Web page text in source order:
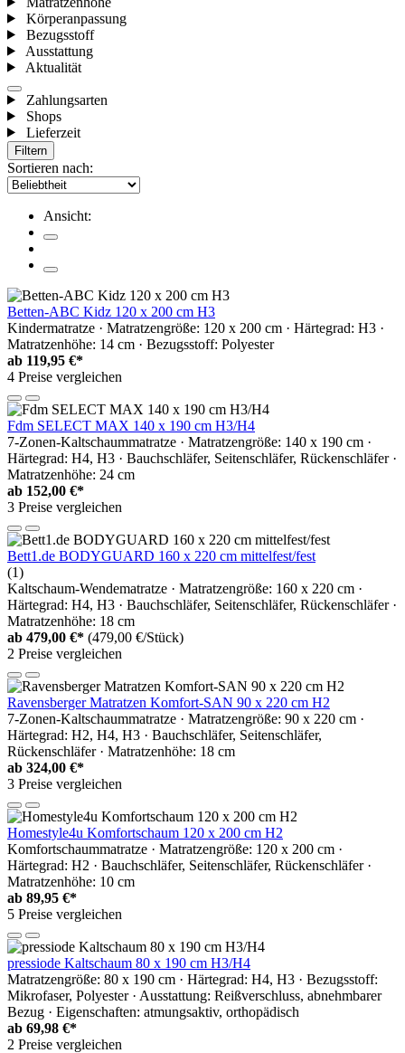
Körperanpassung
Bezugsstoff
Ausstattung
Aktualität
Zahlungsarten
Shops
Lieferzeit
Filtern
Sortieren nach:
Ansicht:
Betten-ABC Kidz 120 x 200 cm H3
Kindermatratze · Matratzengröße: 120 x 200 cm · Härtegrad: H3 ·
Matratzenhöhe: 14 cm · Bezugsstoff: Polyester
ab 119,95 €*
4 Preise vergleichen
Fdm SELECT MAX 140 x 190 cm H3/H4
7-Zonen-Kaltschaummatratze · Matratzengröße: 140 x 190 cm ·
Härtegrad: H4, H3 · Bauchschläfer, Seitenschläfer, Rückenschläfer ·
Matratzenhöhe: 24 cm
ab 152,00 €*
3 Preise vergleichen
Bett1.de BODYGUARD 160 x 220 cm mittelfest/fest
(1)
Kaltschaum-Wendematratze · Matratzengröße: 160 x 220 cm ·
Härtegrad: H4, H3 · Bauchschläfer, Seitenschläfer, Rückenschläfer ·
Matratzenhöhe: 18 cm
ab 479,00 €* (479,00 €/Stück)
2 Preise vergleichen
Ravensberger Matratzen Komfort-SAN 90 x 220 cm H2
7-Zonen-Kaltschaummatratze · Matratzengröße: 90 x 220 cm ·
Härtegrad: H2, H4, H3 · Bauchschläfer, Seitenschläfer,
Rückenschläfer · Matratzenhöhe: 18 cm
ab 324,00 €*
3 Preise vergleichen
Homestyle4u Komfortschaum 120 x 200 cm H2
Komfortschaummatratze · Matratzengröße: 120 x 200 cm ·
Härtegrad: H2 · Bauchschläfer, Seitenschläfer, Rückenschläfer ·
Matratzenhöhe: 10 cm
ab 89,95 €*
5 Preise vergleichen
pressiode Kaltschaum 80 x 190 cm H3/H4
Matratzengröße: 80 x 190 cm · Härtegrad: H4, H3 · Bezugsstoff:
Mikrofaser, Polyester · Ausstattung: Reißverschluss, abnehmbarer
Bezug · Eigenschaften: atmungsaktiv, orthopädisch
ab 69,98 €*
2 Preise vergleichen